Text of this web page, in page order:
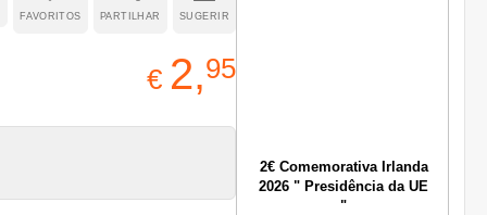
SUGERIR
PARTILHAR
FAVORITOS
€ 2,95
2€ Comemorativa Irlanda
2026 " Presidência da UE
"